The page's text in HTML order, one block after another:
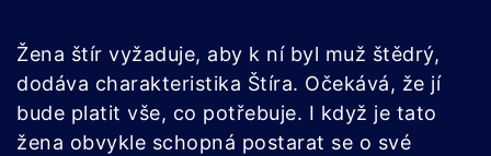
Žena štír vyžaduje, aby k ní byl muž štědrý,
dodáva charakteristika Štíra. Očekává, že jí
bude platit vše, co potřebuje. I když je tato
žena obvykle schopná postarat se o své